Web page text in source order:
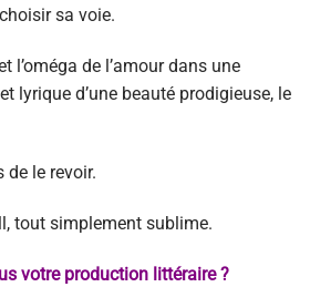
sa voie.
l’oméga de l’amour dans une
lyrique d’une beauté prodigieuse, le
de le revoir.
tout simplement sublime.
votre production littéraire ?